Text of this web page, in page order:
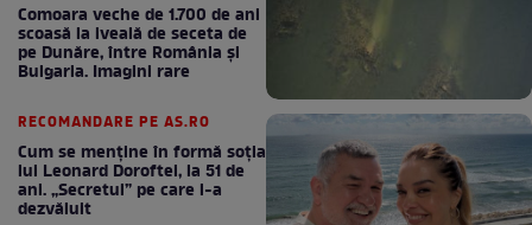
Comoara veche de 1.700 de ani
scoasă la iveală de seceta de
pe Dunăre, între România şi
Bulgaria. Imagini rare
RECOMANDARE PE AS.RO
Cum se menţine în formă soţia
lui Leonard Doroftei, la 51 de
ani. „Secretul” pe care l-a
dezvăluit